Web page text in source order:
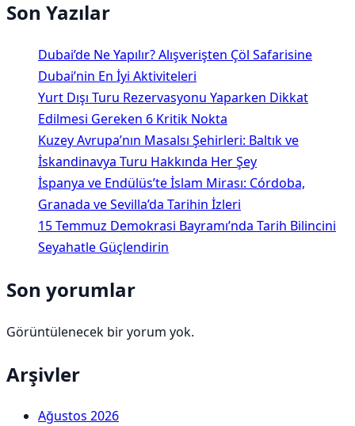
Son Yazılar
Dubai’de Ne Yapılır? Alışverişten Çöl Safarisine
Dubai’nin En İyi Aktiviteleri
Yurt Dışı Turu Rezervasyonu Yaparken Dikkat
Edilmesi Gereken 6 Kritik Nokta
Kuzey Avrupa’nın Masalsı Şehirleri: Baltık ve
İskandinavya Turu Hakkında Her Şey
İspanya ve Endülüs’te İslam Mirası: Córdoba,
Granada ve Sevilla’da Tarihin İzleri
15 Temmuz Demokrasi Bayramı’nda Tarih Bilincini
Seyahatle Güçlendirin
Son yorumlar
Görüntülenecek bir yorum yok.
Arşivler
Ağustos 2026